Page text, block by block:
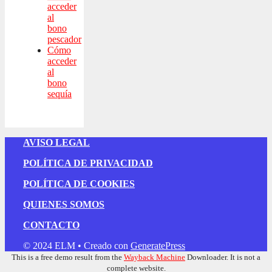
acceder
al
bono
pescador
Cómo
acceder
al
bono
sequía
AVISO LEGAL
POLÍTICA DE PRIVACIDAD
POLÍTICA DE COOKIES
QUIENES SOMOS
CONTACTO
© 2024 ELM • Creado con GeneratePress
This is a free demo result from the Wayback Machine Downloader. It is not a
complete website.